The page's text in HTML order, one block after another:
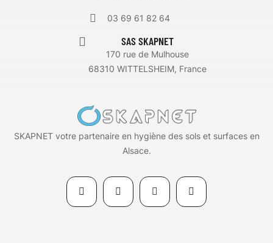
03 69 61 82 64
SAS SKAPNET
170 rue de Mulhouse
68310 WITTELSHEIM, France
SKAPNET votre partenaire en hygiène des sols et surfaces en
Alsace.